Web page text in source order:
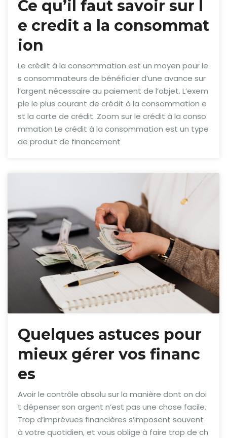
Ce qu’il faut savoir sur l
e credit a la consommat
ion
Le crédit à la consommation est un moyen pour le
s consommateurs de bénéficier d’une avance sur
l’argent nécessaire au paiement de l’objet. L’exem
ple le plus courant de crédit à la consommation e
st la carte de crédit. Zoom sur le crédit à la conso
mmation Le crédit à la consommation est un type
de produit de financement
Quelques astuces pour
mieux gérer vos financ
es
Avoir le contrôle absolu sur la manière dont on doi
t dépenser son argent n’est pas une chose facile.
Trop d’imprévues financières s’imposent souvent
à votre quotidien, et vous oblige à faire trop de ch